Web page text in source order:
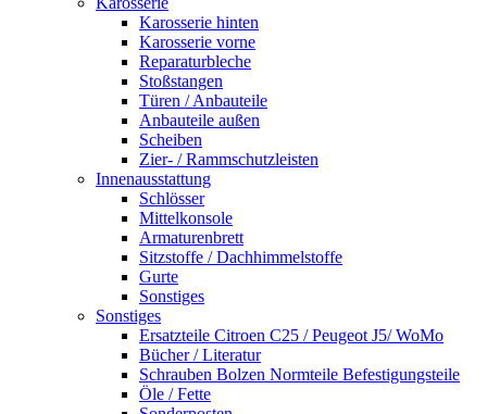
Karosserie hinten
Karosserie vorne
Reparaturbleche
Stoßstangen
Türen / Anbauteile
Anbauteile außen
Scheiben
Zier- / Rammschutzleisten
Innenausstattung
Schlösser
Mittelkonsole
Armaturenbrett
Sitzstoffe / Dachhimmelstoffe
Gurte
Sonstiges
Sonstiges
Ersatzteile Citroen C25 / Peugeot J5/ WoMo
Bücher / Literatur
Schrauben Bolzen Normteile Befestigungsteile
Öle / Fette